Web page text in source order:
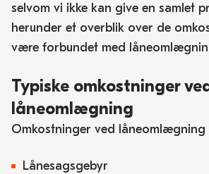
selvom vi ikke kan give en samlet
herunder et overblik over de
være forbundet med
Typiske omkostninger ved
låneomlægning
Omkostninger ved låneomlægning
Lånesagsgebyr